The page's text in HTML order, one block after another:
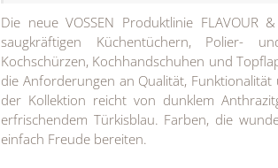
Die neue VOSSEN Produktlinie FLAVOUR
saugkräftigen Küchentüchern, Polier-
Kochschürzen, Kochhandschuhen und
die Anforderungen an Qualität,
der Kollektion reicht von dunklem
erfrischendem Türkisblau. Farben, die
einfach Freude bereiten.